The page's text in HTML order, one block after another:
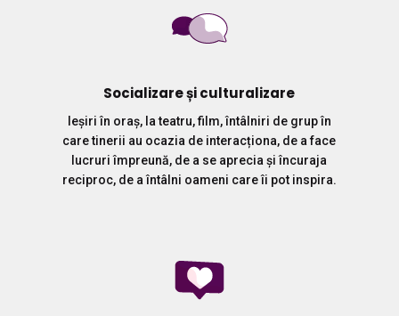
Socializare și culturalizare
Ieșiri în oraș, la teatru, film, întâlniri de grup în
care tinerii au ocazia de interacționa, de a face
lucruri împreună, de a se aprecia și încuraja
reciproc, de a întâlni oameni care îi pot inspira.